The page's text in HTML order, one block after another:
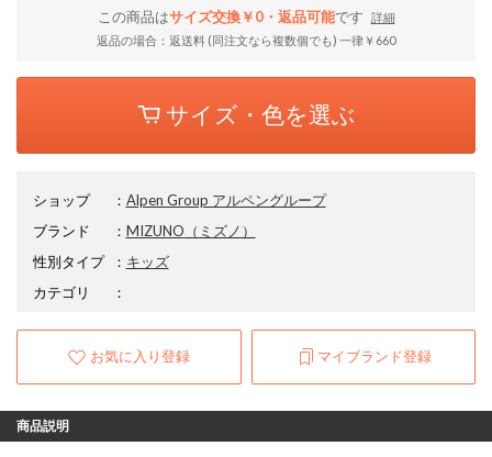
この商品はサイズ交換￥0・返品可能です
詳細
返品の場合：返送料 (同注文なら複数個でも) 一律￥660
サイズ・色を選ぶ
ショップ ： Alpen Group アルペングループ
ブランド
： MIZUNO （ミズノ）
性別タイプ
： キッズ
カテゴリ
：
お気に入り登録 マイブランド登録
商品説明